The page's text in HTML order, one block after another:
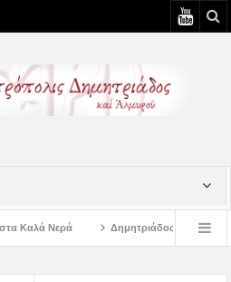
Δημητριάδος Ιγνάτιος: «Ο Ναός είναι ο